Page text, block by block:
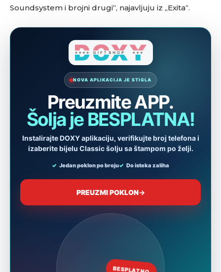
Soundsystem i brojni drugi“, najavljuju iz „Exita“.